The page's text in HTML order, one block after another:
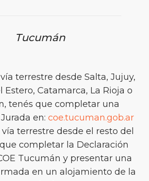
Tucumán
terrestre desde Salta, Jujuy,
Estero, Catamarca, La Rioja o
tenés que completar una
en: coe.tucuman.gob.ar
terrestre desde el resto del
completar la Declaración
Tucumán y presentar una
en un alojamiento de la